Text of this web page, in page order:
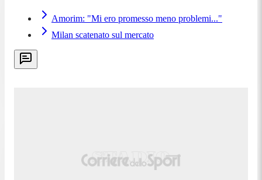
Amorim: "Mi ero promesso meno problemi..."
Milan scatenato sul mercato